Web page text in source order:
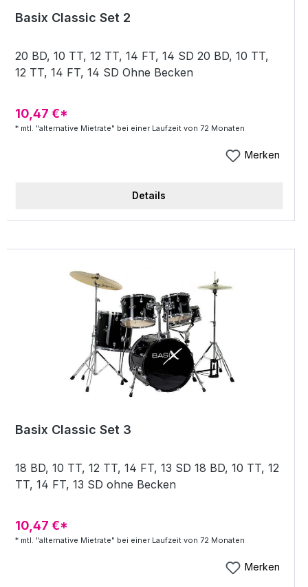
Basix Classic Set 2
20 BD, 10 TT, 12 TT, 14 FT, 14 SD 20 BD, 10 TT,
12 TT, 14 FT, 14 SD Ohne Becken
10,47 €*
* mtl. "alternative Mietrate" bei einer Laufzeit von 72 Monaten
Merken
Details
Basix Classic Set 3
18 BD, 10 TT, 12 TT, 14 FT, 13 SD 18 BD, 10 TT, 12
TT, 14 FT, 13 SD ohne Becken
10,47 €*
* mtl. "alternative Mietrate" bei einer Laufzeit von 72 Monaten
Merken